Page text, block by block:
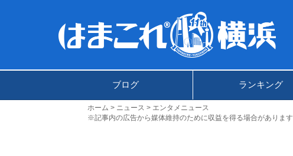
ブログ ランキング
ホーム ニュース
エンタメニュース
※記事内の広告から媒体維持のために収益を得る場合があります